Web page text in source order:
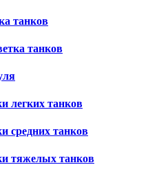
танков
танков
легких танков
средних танков
тяжелых танков